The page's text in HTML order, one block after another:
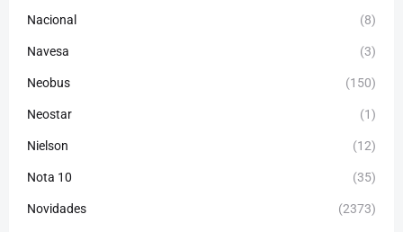
Nacional (8)
Navesa (3)
Neobus (150)
Neostar (1)
Nielson (12)
Nota 10 (35)
Novidades (2373)